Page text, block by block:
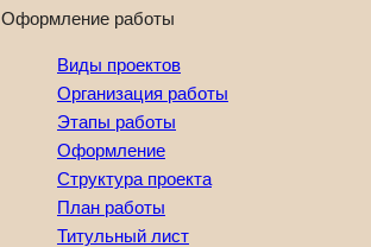
Оформление работы
Виды проектов
Организация работы
Этапы работы
Оформление
Структура проекта
План работы
Титульный лист